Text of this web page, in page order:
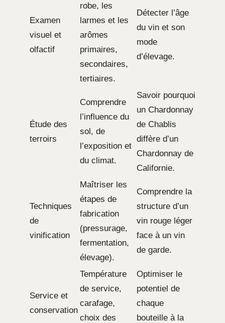
Examen
visuel et
olfactif
robe, les
larmes et les
arômes
primaires,
secondaires,
tertiaires.
Détecter l’âge
du vin et son
mode
d’élevage.
Étude des
terroirs
Comprendre
l’influence du
sol, de
l’exposition et
du climat.
Savoir pourquoi
un Chardonnay
de Chablis
diffère d’un
Chardonnay de
Californie.
Techniques
de
vinification
Maîtriser les
étapes de
fabrication
(pressurage,
fermentation,
élevage).
Comprendre la
structure d’un
vin rouge léger
face à un vin
de garde.
Service et
conservation
Température
de service,
carafage,
choix des
Optimiser le
potentiel de
chaque
bouteille à la